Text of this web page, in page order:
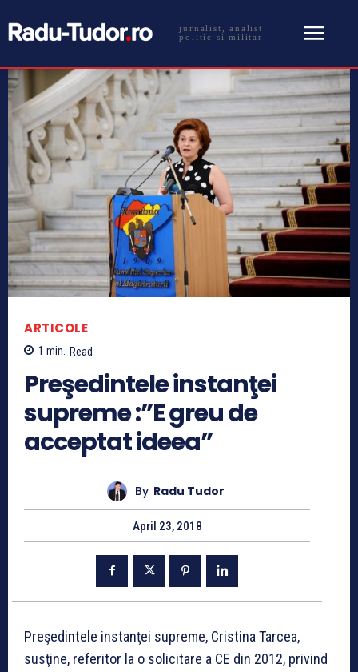
jurnalist, analist
politic si militar
ARTICOLE
1 min. Read
Preşedintele instanţei
supreme :”E greu de
acceptat ideea”
By Radu Tudor
April 23, 2018
Preşedintele instanţei supreme, Cristina Tarcea,
susţine, referitor la o solicitare a CE din 2012, privind